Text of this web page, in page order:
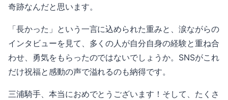
奇跡なんだと思います。
「長かった」という一言に込められた重みと、涙ながらの
インタビューを見て、多くの人が自分自身の経験と重ね合
わせ、勇気をもらったのではないでしょうか。SNSがこれ
だけ祝福と感動の声で溢れるのも納得です。
三浦騎手、本当におめでとうございます！そして、たくさ